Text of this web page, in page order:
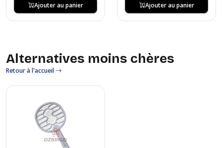
Ajouter au panier Ajouter au panier
Alternatives moins chères
Retour à l'accueil